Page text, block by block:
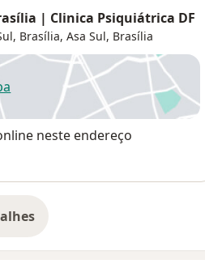
| Clinica Psiquiátrica DF
Brasília, Asa Sul, Brasília
novo separador
neste endereço
endereço